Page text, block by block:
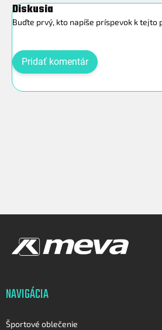
Diskusia
Buďte prvý, kto napíše príspevok k tejto
Pridať komentár
Z
NAVIGÁCIA
Športové oblečenie